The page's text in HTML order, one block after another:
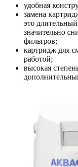
удобная
замена
это
значительно
фильтров;
картридж для
работой;
высокая